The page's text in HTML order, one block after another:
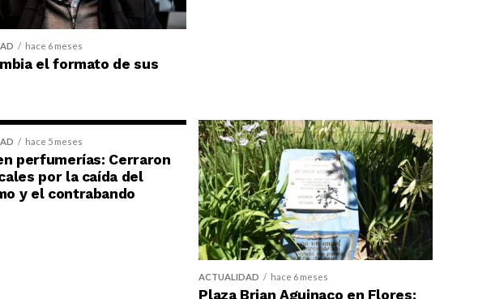
hace 6 meses
el formato de sus
hace 5 meses
perfumerías: Cerraron
por la caída del
y el contrabando
ACTUALIDAD hace 6 meses
Plaza Brian Aguinaco en Flores: